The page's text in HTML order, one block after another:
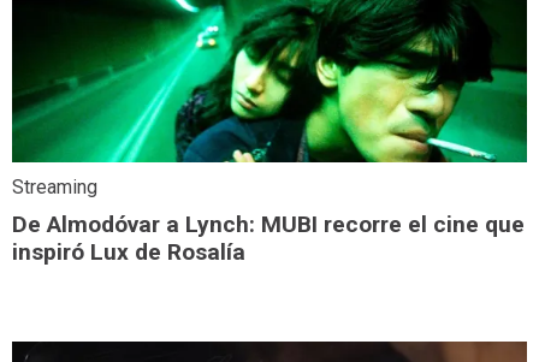
Streaming
De Almodóvar a Lynch: MUBI recorre el cine que
inspiró Lux de Rosalía